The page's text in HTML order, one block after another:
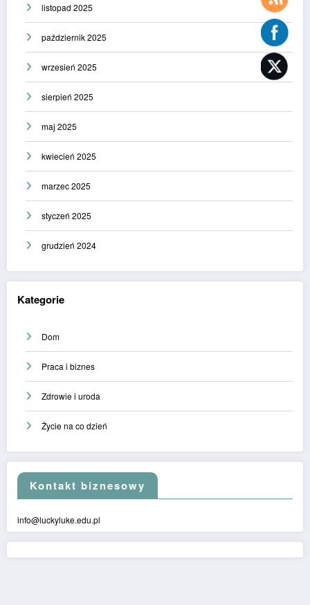
listopad 2025
październik 2025
wrzesień 2025
sierpień 2025
maj 2025
kwiecień 2025
marzec 2025
styczeń 2025
grudzień 2024
Kategorie
Dom
Praca i biznes
Zdrowie i uroda
Życie na co dzień
Kontakt biznesowy
info@luckyluke.edu.pl